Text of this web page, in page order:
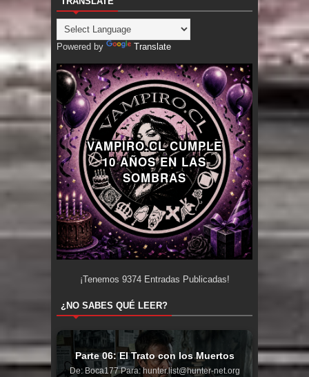
Powered by Translate
VAMPIRO.CL CUMPLE
10 AÑOS EN LAS
SOMBRAS
¡Tenemos 9374Entradas Publicadas!
¿NO SABES QUÉ LEER?
Parte 06: El Trato con los Muertos
De: Boca177 Para: hunter.list@hunter-net.org